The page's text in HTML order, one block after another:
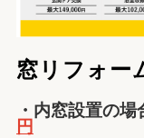
窓リフォー
・内窓設置の
円